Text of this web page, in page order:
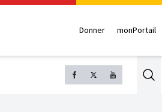
Donner monPortail